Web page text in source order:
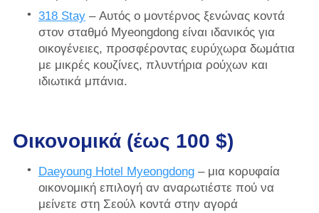
318 Stay– Αυτός ο μοντέρνος ξενώνας κοντά
στον σταθμό Myeongdong είναι ιδανικός για
οικογένειες, προσφέροντας ευρύχωρα δωμάτια
με μικρές κουζίνες, πλυντήρια ρούχων και
ιδιωτικά μπάνια.
Οικονομικά (έως 100 $)
Daeyoung Hotel Myeongdong– μια κορυφαία
οικονομική επιλογή αν αναρωτιέστε πού να
μείνετε στη Σεούλ κοντά στην αγορά